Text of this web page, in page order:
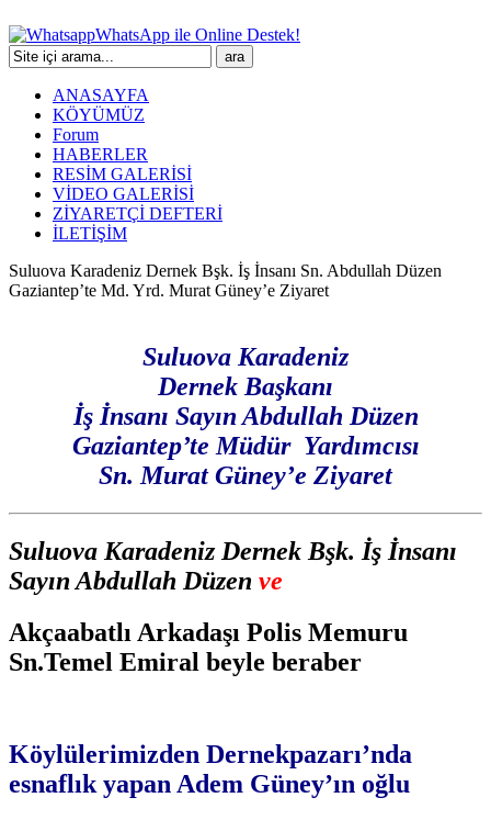
WhatsApp ile Online Destek!
ANASAYFA
KÖYÜMÜZ
Forum
HABERLER
RESİM GALERİSİ
VİDEO GALERİSİ
ZİYARETÇİ DEFTERİ
İLETİŞİM
Suluova Karadeniz Dernek Bşk. İş İnsanı Sn. Abdullah Düzen
Gaziantep’te Md. Yrd. Murat Güney’e Ziyaret
Suluova Karadeniz
Dernek Başkanı
İş İnsanı Sayın Abdullah Düzen
Gaziantep’te Müdür Yardımcısı
Sn. Murat Güney’e Ziyaret
Suluova Karadeniz Dernek Bşk. İş İnsanı
Sayın Abdullah Düzen ve
Akçaabatlı Arkadaşı Polis Memuru
Sn.Temel Emiral beyle beraber
Köylülerimizden Dernekpazarı’nda
esnaflık yapan Adem Güney’ın oğlu